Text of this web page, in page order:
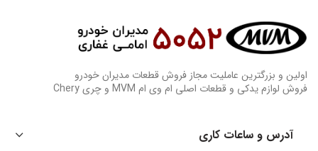
اولین و بزرگترین عاملیت مجاز فروش قطعات مدیران خودرو
فروش لوازم یدکی و قطعات اصلی ام وی ام MVM و چری Chery
آدرس و ساعات کاری